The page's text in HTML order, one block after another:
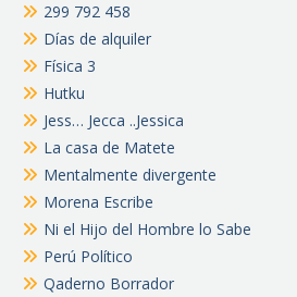
299 792 458
Días de alquiler
Física 3
Hutku
Jess… Jecca ..Jessica
La casa de Matete
Mentalmente divergente
Morena Escribe
Ni el Hijo del Hombre lo Sabe
Perú Político
Qaderno Borrador